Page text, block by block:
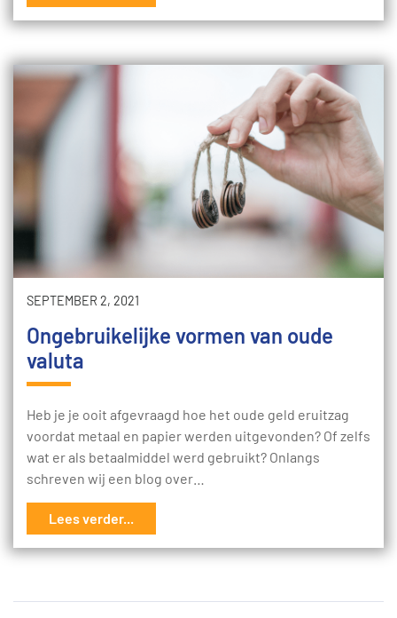
SEPTEMBER 2, 2021
Ongebruikelijke vormen van oude
valuta
Heb je je ooit afgevraagd hoe het oude geld eruitzag
voordat metaal en papier werden uitgevonden? Of zelfs
wat er als betaalmiddel werd gebruikt? Onlangs
schreven wij een blog over…
Lees verder...